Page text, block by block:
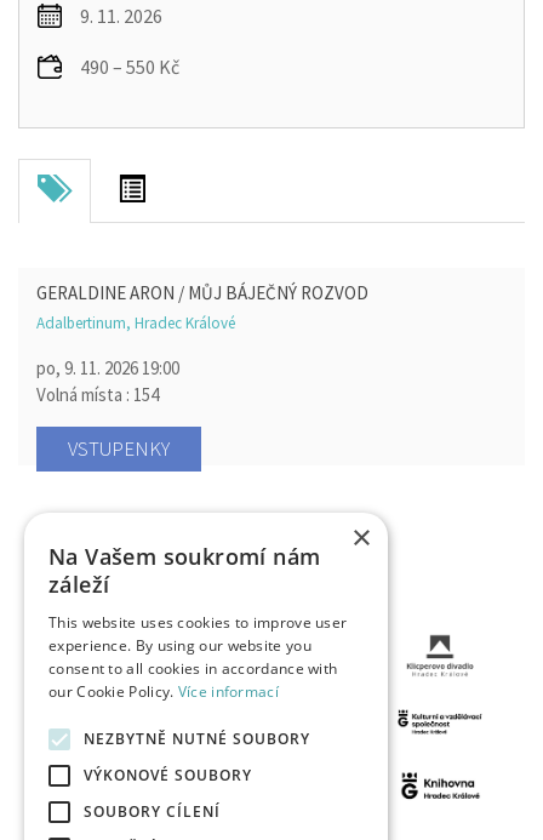
9. 11. 2026
490 – 550 Kč
GERALDINE ARON / MŮJ BÁJEČNÝ ROZVOD
Adalbertinum, Hradec Králové
po, 9. 11. 2026 19:00
Volná místa : 154
VSTUPENKY
×
Na Vašem soukromí nám
záleží
This website uses cookies to improve user
experience. By using our website you
consent to all cookies in accordance with
our Cookie Policy. Více informací
NEZBYTNĚ NUTNÉ SOUBORY
VÝKONOVÉ SOUBORY
SOUBORY CÍLENÍ